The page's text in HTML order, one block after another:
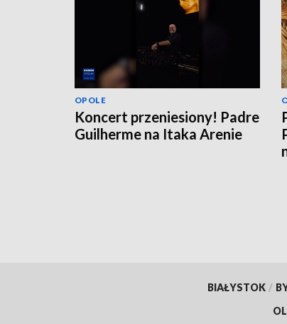
OPOLE
Koncert przeniesiony! Padre
Guilherme na Itaka Arenie
BIAŁYSTOK /